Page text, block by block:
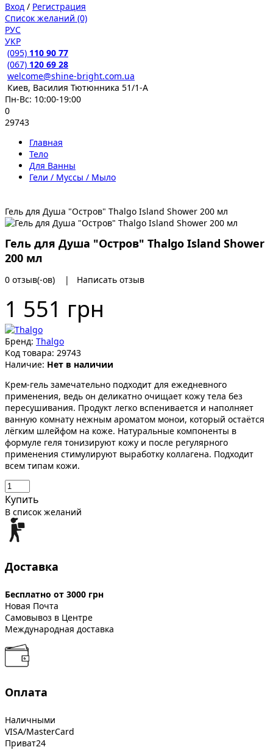
Вход / Регистрация
Список желаний (0)
РУС
УКР
(095) 110 90 77
(067) 120 69 28
welcome@shine-bright.com.ua
Киев, Василия Тютюнника 51/1-А
Пн-Вс: 10:00-19:00
0
29743
Главная
Тело
Для Ванны
Гели / Муссы / Мыло
Гель для Душа "Остров" Thalgo Island Shower 200 мл
Гель для Душа "Остров" Thalgo Island Shower
200 мл
0 отзыв(-ов) | Написать отзыв
1 551 грн
Бренд: Thalgo
Код товара: 29743
Наличие: Нет в наличии
Крем-гель замечательно подходит для ежедневного
применения, ведь он деликатно очищает кожу тела без
пересушивания. Продукт легко вспенивается и наполняет
ванную комнату нежным ароматом монои, который остаётся
лёгким шлейфом на коже. Натуральные компоненты в
формуле геля тонизируют кожу и после регулярного
применения стимулируют выработку коллагена. Подходит
всем типам кожи.
Купить
В список желаний
Доставка
Бесплатно от 3000 грн
Новая Почта
Самовывоз в Центре
Международная доставка
Оплата
Наличными
VISA/MasterCard
Приват24